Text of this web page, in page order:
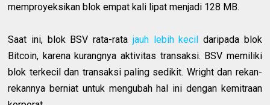
memproyeksikan blok empat kali lipat menjadi 128 MB.
Saat ini, blok BSV rata-rata jauh lebih kecil daripada blok
Bitcoin, karena kurangnya aktivitas transaksi. BSV memiliki
blok terkecil dan transaksi paling sedikit. Wright dan rekan-
rekannya berniat untuk mengubah hal ini dengan kemitraan